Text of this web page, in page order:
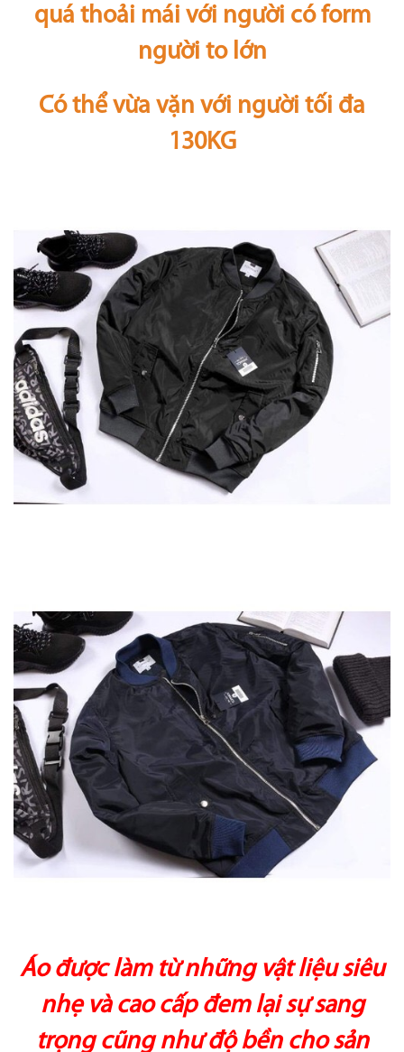
quá thoải mái với người có form
người to lớn
Có thể vừa vặn với người tối đa
130KG
Áo được làm từ những vật liệu siêu
nhẹ và cao cấp đem lại sự sang
trọng cũng như độ bền cho sản